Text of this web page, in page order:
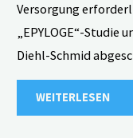
Versorgung
„EPYLOGE“-Studie
Diehl-Schmid
WEITERLESEN